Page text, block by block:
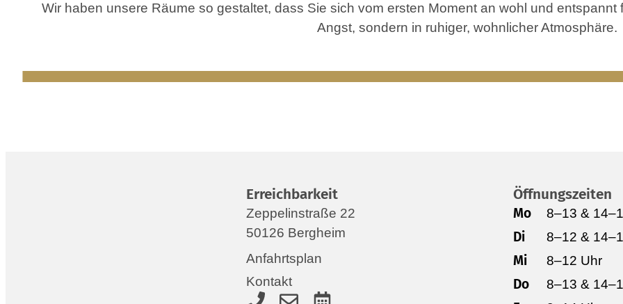
Wir haben unsere Räume so gestaltet, dass Sie sich vom ersten Moment an wohl und
Angst, sondern in ruhiger, wohnlicher Atmosphäre.
Erreichbarkeit
Zeppelinstraße 22
50126 Bergheim
Anfahrtsplan
Kontakt
Öffnungszeiten
Mo 8–13 &
Di 8–12 &
Mi 8–12 Uhr
Do 8–13 &